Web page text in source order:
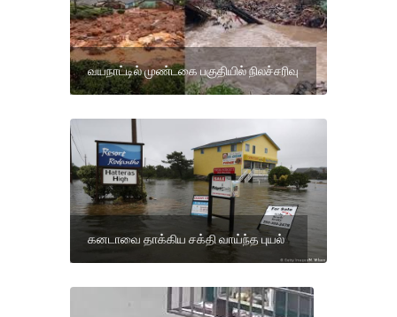
வயநாட்டில் முண்டகை பகுதியில் நிலச்சரிவு
கனடாவை தாக்கிய சக்தி வாய்ந்த புயல்